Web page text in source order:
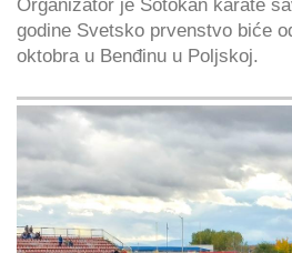
Organizator je Šotokan karate
godine Svetsko prvenstvo biće
oktobra u Benđinu u Poljskoj.